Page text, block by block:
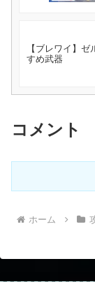
【ブレワイ】
すめ武器
コメント
ホーム